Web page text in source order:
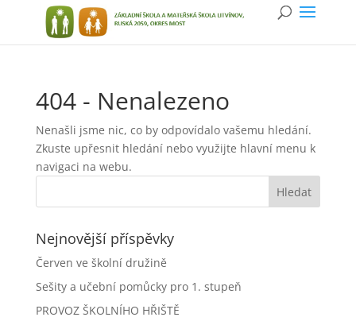
404 - Nenalezeno
Nenašli jsme nic, co by odpovídalo vašemu hledání.
Zkuste upřesnit hledání nebo využijte hlavní menu k
navigaci na webu.
Nejnovější příspěvky
Červen ve školní družině
Sešity a učební pomůcky pro 1. stupeň
PROVOZ ŠKOLNÍHO HŘIŠTĚ